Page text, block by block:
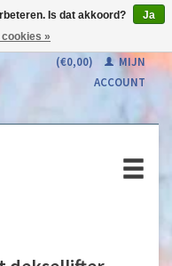
(€0,00)
MIJN
ACCOUNT
Is dat akkoord?
Ja
»